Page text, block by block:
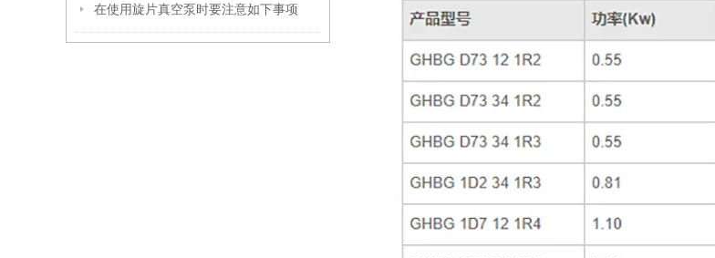
在使用旋片真空泵时要注意如下事项